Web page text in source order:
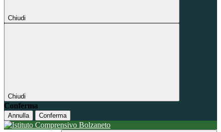
Chiudi
Chiudi
Conferma
Annulla Conferma